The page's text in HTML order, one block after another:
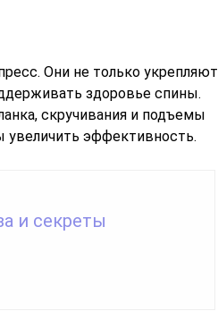
Они не только укрепляют
здоровье спины.
скручивания и подъемы
увеличить эффективность.
и секреты